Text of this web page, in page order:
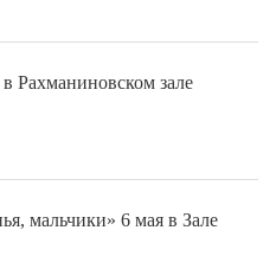
Рахманиновском зале
мальчики» 6 мая в Зале